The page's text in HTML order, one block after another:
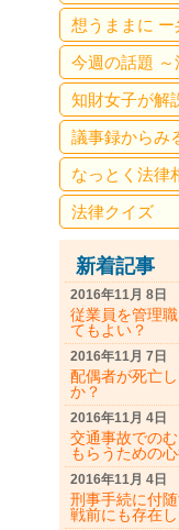
想うままに ー
今週の話題 ～
知財女子が解
議事録からみ
なっとく法律
法律クイズ
新着記事
2016年11月 8日
従業員を管理
てもよい？
2016年11月 7日
配偶者が死亡
か？
2016年11月 4日
交通事故での
もらうための
2016年11月 4日
刑事手続に付
戦前にも存在し